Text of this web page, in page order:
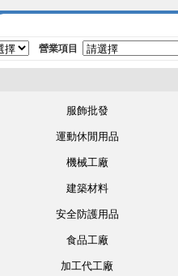
營業項目
服飾批發
運動休閒用品
機械工廠
建築材料
安全防護用品
食品工廠
加工代工廠